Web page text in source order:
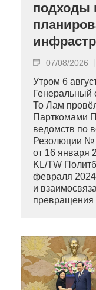
подходы
07/08/2026
Утром 6
Генеральный
То Лам
Парткомами
ведомств по
Резолюции №
от 16 января
KL/TW
февраля
и
превращения